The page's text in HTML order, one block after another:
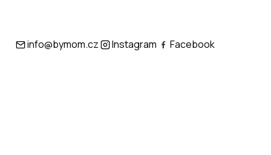
info@bymom.cz Instagram Facebook